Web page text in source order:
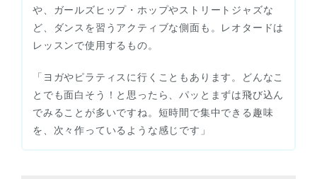
や、ガールズヒップ・ホップやストリートジャズな
ど、ダンスを習うアクティブな側面も。レオタードは
レッスンで使用するもの。
「ヨガやピラティスに行くこともあります。どんなこ
とでも面白そう！と思ったら、パッとまずは飛び込ん
でみることが多いですね。短時間で集中できる趣味
を、次々作っているような感じです」